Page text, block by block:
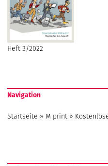
Heft 3/2022
Navigation
Startseite » M print »